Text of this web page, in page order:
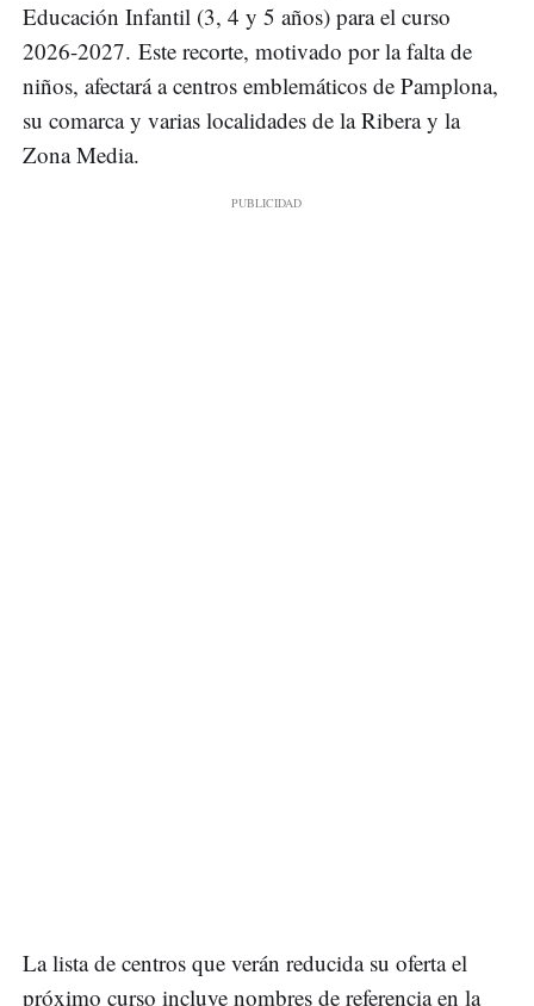
Educación Infantil (3, 4 y 5 años) para el curso
2026-2027. Este recorte, motivado por la falta de
niños, afectará a centros emblemáticos de Pamplona,
su comarca y varias localidades de la Ribera y la
Zona Media.
La lista de centros que verán reducida su oferta el
próximo curso incluye nombres de referencia en la